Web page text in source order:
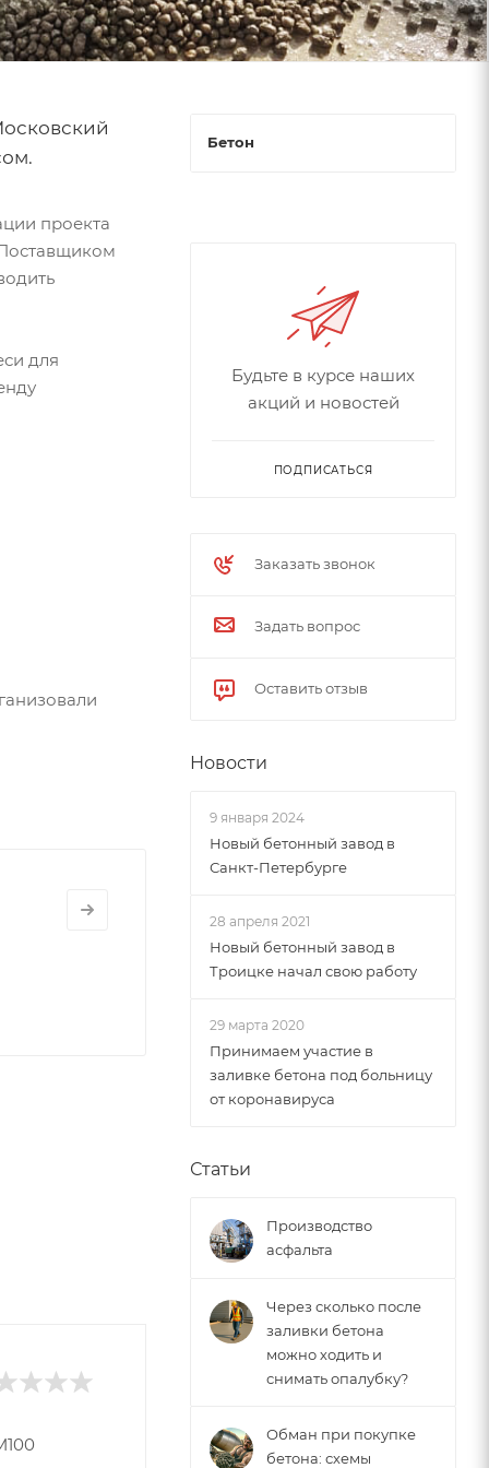
проекта
для
МЕНЕДЖЕР ПО
Бетон
Будьте в курсе наших
акций и новостей
ПОДПИСАТЬСЯ
Заказать звонок
Задать вопрос
Оставить отзыв
Новости
9 января 2024
Новый бетонный завод в
Санкт-Петербурге
28 апреля 2021
Новый бетонный завод в
Троицке начал свою работу
29 марта 2020
Принимаем участие в
заливке бетона под больницу
от коронавируса
Статьи
Производство
асфальта
Через сколько после
заливки бетона
можно ходить и
снимать опалубку?
Обман при покупке
бетона: схемы